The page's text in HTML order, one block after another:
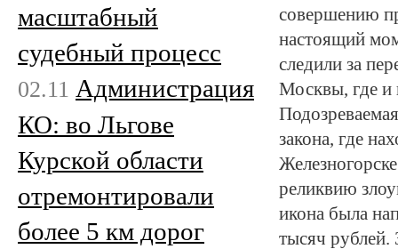
совершению
настоящий
следили за
Москвы, где и
закона, где
реликвию
икона была
тысяч
масштабный
судебный процесс
02.11 Администрация
КО: во Льгове
Курской области
отремонтировали
более 5 км дорог